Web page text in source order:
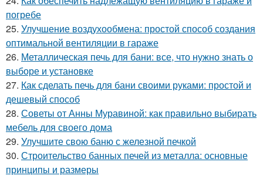
погребе
25. Улучшение воздухообмена: простой способ создания
оптимальной вентиляции в гараже
26. Металлическая печь для бани: все, что нужно знать о
выборе и установке
27. Как сделать печь для бани своими руками: простой и
дешевый способ
28. Советы от Анны Муравиной: как правильно выбирать
мебель для своего дома
29. Улучшите свою баню с железной печкой
30. Строительство банных печей из металла: основные
принципы и размеры